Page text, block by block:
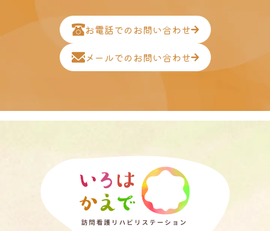
お電話でのお問い合わせ
メールでのお問い合わせ